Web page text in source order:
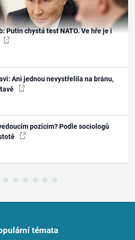
Putin chystá test NATO. Ve hře je i
Ani jednou nevystřelila na bránu,
pozicím? Podle sociologů
témata